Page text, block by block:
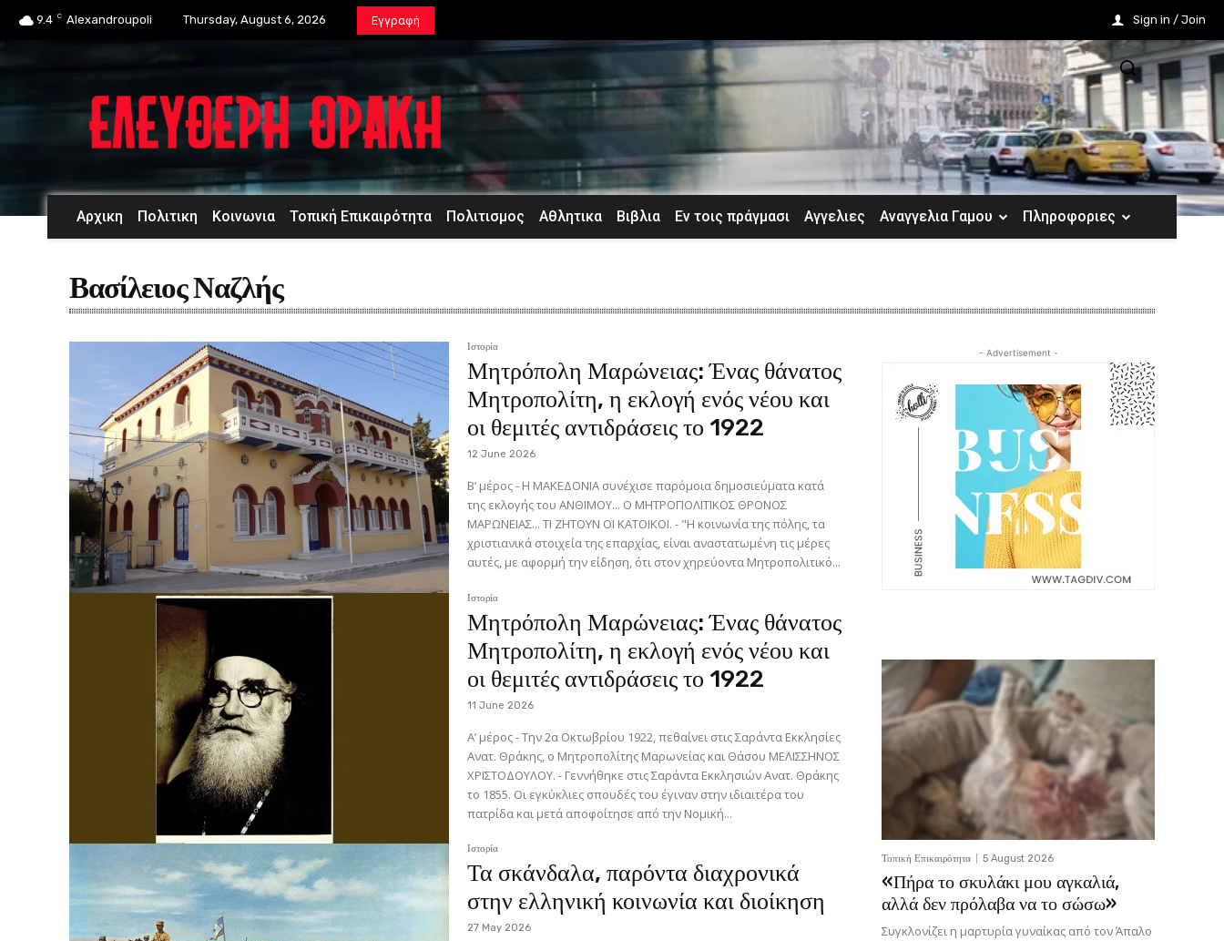
9.4 C Alexandroupoli Thursday, August 6, 2026 Εγγραφή Sign in / Join
Αρχικη Πολιτικη Κοινωνια Τοπική Επικαιρότητα Πολιτισμος Αθλητικα Βιβλια Εν τοις πράγμασι Αγγελιες Αναγγελια Γαμου Πληροφοριες
Βασίλειος Ναζλής
Ιστορία
Μητρόπολη Μαρώνειας: Ένας θάνατος
Μητροπολίτη, η εκλογή ενός νέου και
οι θεμιτές αντιδράσεις το 1922
12 June 2026
Β’ μέρος - Η ΜΑΚΕΔΟΝΙΑ συνέχισε παρόμοια δημοσιεύματα κατά
της εκλογής του ΑΝΘΙΜΟΥ... Ο ΜΗΤΡΟΠΟΛΙΤΙΚΟΣ ΘΡΟΝΟΣ
ΜΑΡΩΝΕΙΑΣ... ΤΙ ΖΗΤΟΥΝ ΟΙ ΚΑΤΟΙΚΟΙ. - "Η κοινωνία της πόλης, τα
χριστιανικά στοιχεία της επαρχίας, είναι αναστατωμένη τις μέρες
αυτές, με αφορμή την είδηση, ότι στον χηρεύοντα Μητροπολιτικό...
Ιστορία
Μητρόπολη Μαρώνειας: Ένας θάνατος
Μητροπολίτη, η εκλογή ενός νέου και
οι θεμιτές αντιδράσεις το 1922
11 June 2026
Α’ μέρος - Την 2α Οκτωβρίου 1922, πεθαίνει στις Σαράντα Εκκλησίες
Ανατ. Θράκης, ο Μητροπολίτης Μαρωνείας και Θάσου ΜΕΛΙΣΣΗΝΟΣ
ΧΡΙΣΤΟΔΟΥΛΟΥ. - Γεννήθηκε στις Σαράντα Εκκλησιών Ανατ. Θράκης
το 1855. Οι εγκύκλιες σπουδές του έγιναν στην ιδιαιτέρα του
πατρίδα και μετά αποφοίτησε από την Νομική...
Ιστορία
Τα σκάνδαλα, παρόντα διαχρονικά
στην ελληνική κοινωνία και διοίκηση
27 May 2026
- Advertisement -
Τοπική Επικαιρότητα 5 August 2026
«Πήρα το σκυλάκι μου αγκαλιά,
αλλά δεν πρόλαβα να το σώσω»
Συγκλονίζει η μαρτυρία γυναίκας από τον Άπαλο